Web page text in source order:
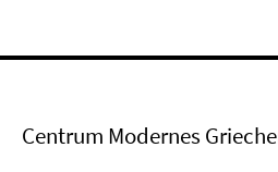
Centrum Modernes